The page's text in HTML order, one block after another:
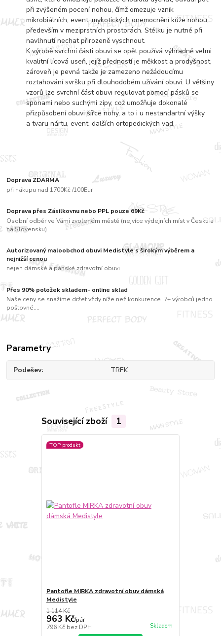
Doprava ZDARMA
při nákupu nad 1700Kč /100Eur
Doprava přes Zásilkovnu nebo PPL pouze 69Kč
Osobní odběr ve Vámi zvoleném městě (nejvíce výdejních míst v Česku a
na Slovensku)
Autorizovaný maloobchod obuvi Medistyle s širokým výběrem a
nejnižší cenou
nejen dámské a pánské zdravotní obuvi
Přes 90% položek skladem- online sklad
Naše ceny se snažíme držet vždy níže než konkurence. 7+ výrobců jedno
poštovné....
při zvýšeném pocení nohou, čímž omezuje vznik
mikrobiálních, event. mykotických onemocnění kůže nohou,
především v meziprstních prostorách. Stélku je nutné při
navlhnutí nechat přirozeně vyschnout.
K výrobě svrchní části obuvi se opět používá výhradně velmi
kvalitní lícová useň, jejíž předností je měkkost a prodyšnost,
zároveň je pevná takže je zamezeno nežádoucímu
roztahování svršku při dlouhodobém užívání obuvi. U většiny
vzorů lze svrchní část obuvi regulovat pomocí pásků se
sponami nebo suchými zipy, což umožňuje dokonalé
přizpůsobení obuvi šířce nohy, a to i u nestandartní výšky
a tvaru nártu, event. dalších ortopedických vad.
Parametry
Podešev TREK
Související zboží 1
TOP produkt
Pantofle MIRKA zdravotní obuv dámská
Medistyle
1 114 Kč
963 Kč/pár
796 Kč bez DPH Skladem